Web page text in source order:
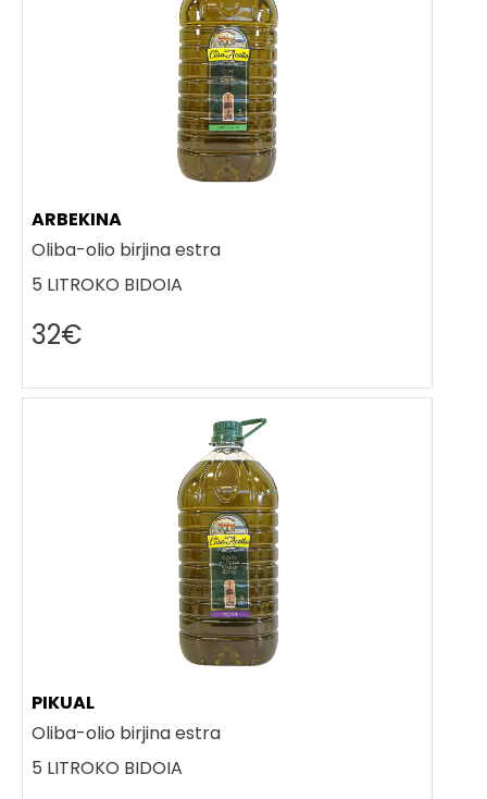
ARBEKINA
Oliba-olio birjina estra
5 LITROKO BIDOIA
32€
PIKUAL
Oliba-olio birjina estra
5 LITROKO BIDOIA